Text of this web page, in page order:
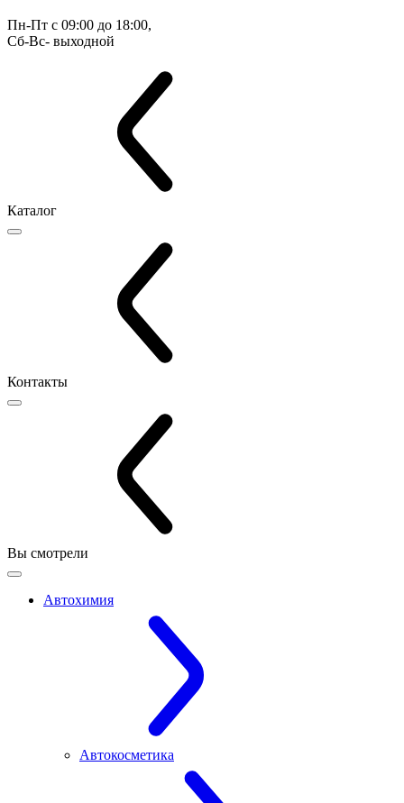
Пн-Пт с 09:00 до 18:00,
Сб-Вс- выходной
Каталог
Контакты
Вы смотрели
Автохимия
Автокосметика